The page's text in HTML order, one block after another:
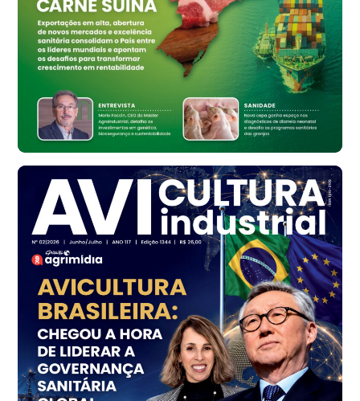
Bastos (SP)
R$ 134,42
cx
Ovo Vermelho - Regional
Bastos (SP)
R$ 148,56
cx
R$ 7,16
kg
Frango - Indicador
SP
R$ 7,18
kg
Trigo Atacado - Regional
PR
R$ 1.414,46
t